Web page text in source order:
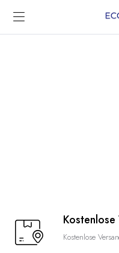
Kostenlose
Kostenlose